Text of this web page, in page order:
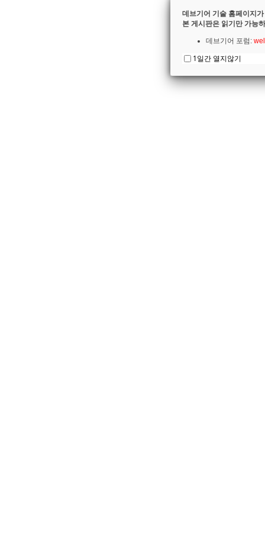
데브기어 기술 홈페이지
본 게시판은 읽기만 가능
데브기어 포럼:
1일간 열지않기